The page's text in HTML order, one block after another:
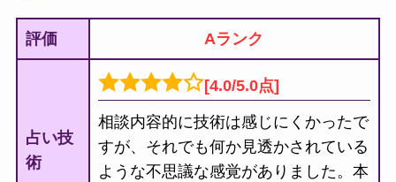
評価 Aランク
占い技
術
[4.0/5.0点]
相談内容的に技術は感じにくかったで
すが、それでも何か見透かされている
ような不思議な感覚がありました。本